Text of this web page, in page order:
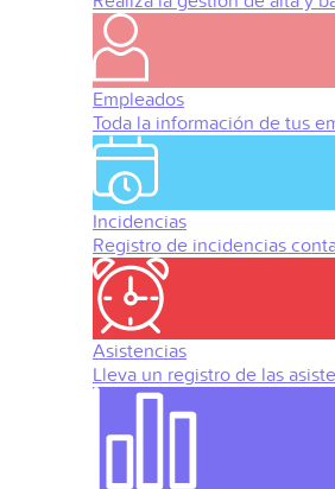
Empleados
Toda la información de tus
Incidencias
Registro de incidencias
Asistencias
Lleva un registro de las